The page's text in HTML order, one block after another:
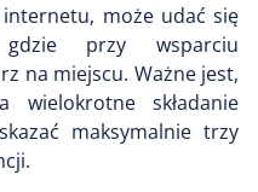
może udać się
przy wsparciu
na miejscu. Ważne jest,
składanie
maksymalnie trzy